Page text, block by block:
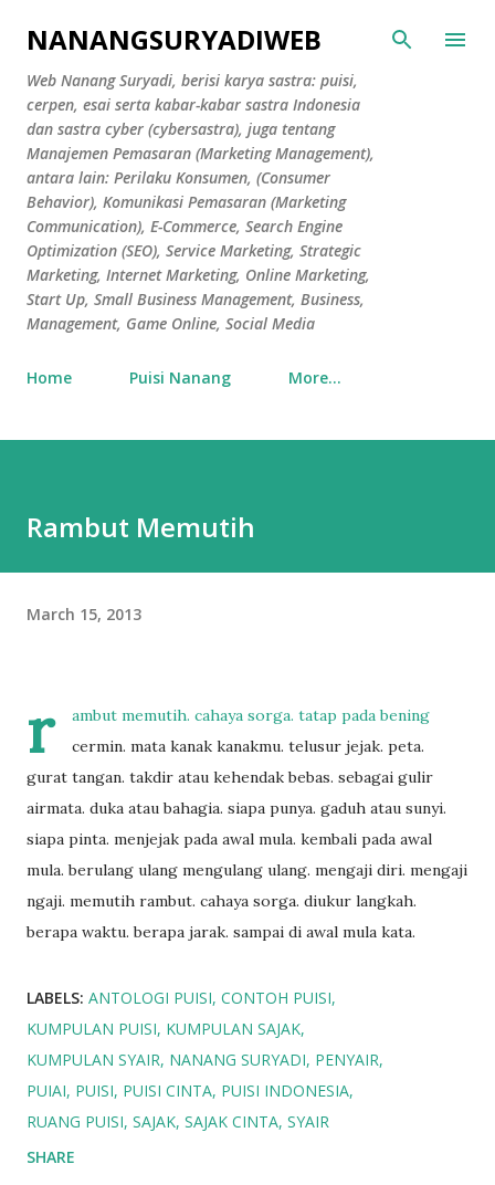
Skip to main content
NANANGSURYADIWEB
Web Nanang Suryadi, berisi karya sastra: puisi,
cerpen, esai serta kabar-kabar sastra Indonesia
dan sastra cyber (cybersastra), juga tentang
Manajemen Pemasaran (Marketing Management),
antara lain: Perilaku Konsumen, (Consumer
Behavior), Komunikasi Pemasaran (Marketing
Communication), E-Commerce, Search Engine
Optimization (SEO), Service Marketing, Strategic
Marketing, Internet Marketing, Online Marketing,
Start Up, Small Business Management, Business,
Management, Game Online, Social Media
Home Puisi Nanang More…
Rambut Memutih
March 15, 2013
r
ambut memutih. cahaya sorga. tatap pada bening
cermin. mata kanak kanakmu. telusur jejak. peta.
gurat tangan. takdir atau kehendak bebas. sebagai gulir
airmata. duka atau bahagia. siapa punya. gaduh atau sunyi.
siapa pinta. menjejak pada awal mula. kembali pada awal
mula. berulang ulang mengulang ulang. mengaji diri. mengaji
ngaji. memutih rambut. cahaya sorga. diukur langkah.
berapa waktu. berapa jarak. sampai di awal mula kata.
LABELS: ANTOLOGI PUISI CONTOH PUISI
KUMPULAN PUISI KUMPULAN SAJAK
KUMPULAN SYAIR NANANG SURYADI PENYAIR
PUIAI PUISI PUISI CINTA PUISI INDONESIA
RUANG PUISI SAJAK SAJAK CINTA SYAIR
SHARE